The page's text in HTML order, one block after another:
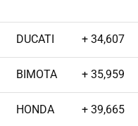
DUCATI + 34,607
BIMOTA + 35,959
HONDA + 39,665